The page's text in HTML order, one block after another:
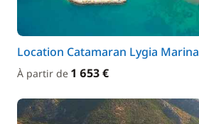
Location Catamaran Lygia Marina
À partir de 1 653 €